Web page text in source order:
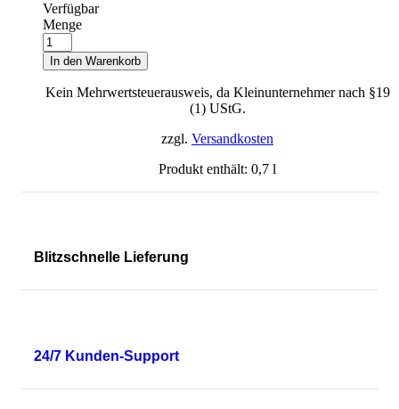
Verfügbar
Menge
In den Warenkorb
Kein Mehrwertsteuerausweis, da Kleinunternehmer nach §19
(1) UStG.
zzgl. Versandkosten
Produkt enthält: 0,7 l
Blitzschnelle Lieferung
24/7 Kunden-Support